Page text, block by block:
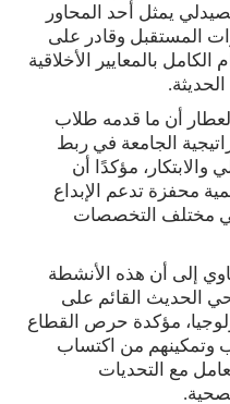
يمثل أحد المحاور
المستقبل وقادر على
الكامل بالمعايير الأخلاقية
أن ما قدمه طلاب
الجامعة في ربط
والابتكار، مؤكدًا أن
محفزة تدعم الإبداع
في مختلف التخصصات
إلى أن هذه الأنشطة
الحديث القائم على
مؤكدة حرص القطاع
وتمكينهم من اكتساب
مع التحديات